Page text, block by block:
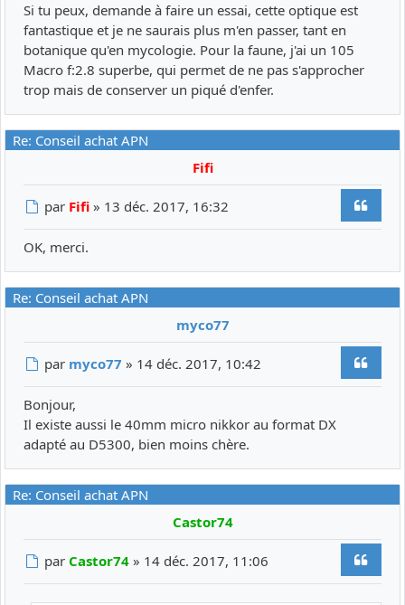
Si tu peux, demande à faire un essai, cette optique est
fantastique et je ne saurais plus m'en passer, tant en
botanique qu'en mycologie. Pour la faune, j'ai un 105
Macro f:2.8 superbe, qui permet de ne pas s'approcher
trop mais de conserver un piqué d'enfer.
Re: Conseil achat APN
Fifi
Message
par Fifi » 13 déc. 2017, 16:32
OK, merci.
Re: Conseil achat APN
myco77
Message
par myco77 » 14 déc. 2017, 10:42
Bonjour,
Il existe aussi le 40mm micro nikkor au format DX
adapté au D5300, bien moins chère.
Re: Conseil achat APN
Castor74
Message
par Castor74 » 14 déc. 2017, 11:06